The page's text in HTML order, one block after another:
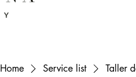
Home Service list Taller